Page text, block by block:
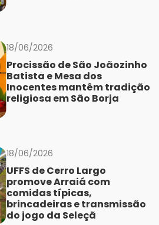
18/06/2026
Procissão de São Joãozinho
Batista e Mesa dos
Inocentes mantêm tradição
religiosa em São Borja
18/06/2026
UFFS de Cerro Largo
promove Arraiá com
comidas típicas,
brincadeiras e transmissão
do jogo da Seleçã